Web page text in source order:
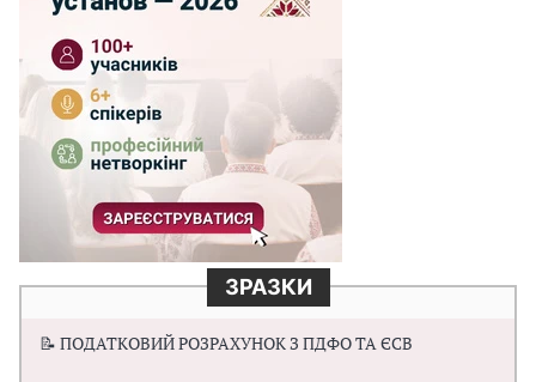
ЗРАЗКИ
📝 ПОДАТКОВИЙ РОЗРАХУНОК З ПДФО ТА ЄСВ